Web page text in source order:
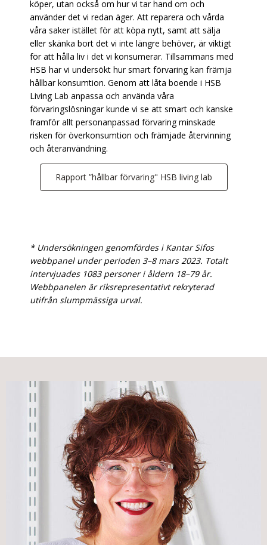
köper, utan också om hur vi tar hand om och
använder det vi redan äger. Att reparera och vårda
våra saker istället för att köpa nytt, samt att sälja
eller skänka bort det vi inte längre behöver, är viktigt
för att hålla liv i det vi konsumerar. Tillsammans med
HSB har vi undersökt hur smart förvaring kan främja
hållbar konsumtion. Genom att låta boende i HSB
Living Lab anpassa och använda våra
förvaringslösningar kunde vi se att smart och kanske
framför allt personanpassad förvaring minskade
risken för överkonsumtion och främjade återvinning
och återanvändning.
Rapport ”hållbar förvaring" HSB living lab
* Undersökningen genomfördes i Kantar Sifos
webbpanel under perioden 3–8 mars 2023. Totalt
intervjuades 1083 personer i åldern 18–79 år.
Webbpanelen är riksrepresentativt rekryterad
utifrån slumpmässiga urval.